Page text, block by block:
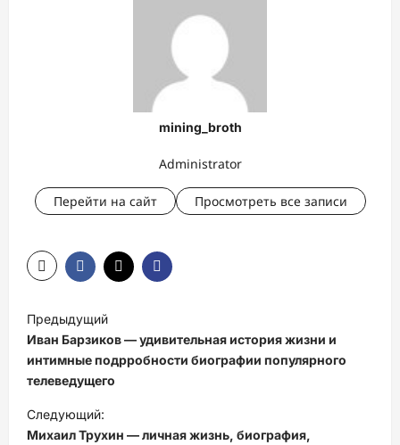
mining_broth
Administrator
Перейти на сайт Просмотреть все записи
Н
а
в
и
г
Предыдущий
Иван Барзиков — удивительная история жизни и
интимные подрробности биографии популярного
телеведущего
Следующий:
Михаил Трухин — личная жизнь, биография,